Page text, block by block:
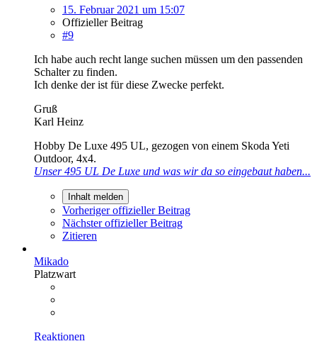
15. Februar 2021 um 15:07
Offizieller Beitrag
#9
Ich habe auch recht lange suchen müssen um den passenden
Schalter zu finden.
Ich denke der ist für diese Zwecke perfekt.
Gruß
Karl Heinz
Hobby De Luxe 495 UL, gezogen von einem Skoda Yeti
Outdoor, 4x4.
Unser 495 UL De Luxe und was wir da so eingebaut haben...
Inhalt melden
Vorheriger offizieller Beitrag
Nächster offizieller Beitrag
Zitieren
Mikado
Platzwart
Reaktionen